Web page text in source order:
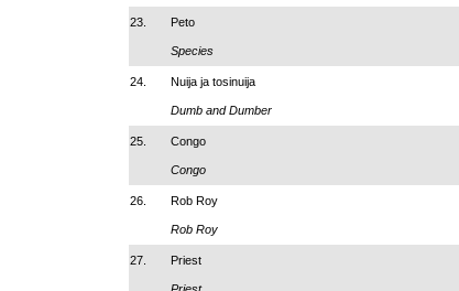
23. Peto
Species
24. Nuija ja tosinuija
Dumb and Dumber
25. Congo
Congo
26. Rob Roy
Rob Roy
27. Priest